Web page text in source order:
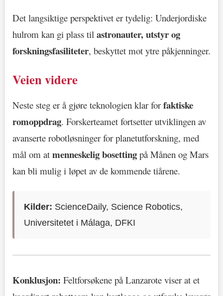
Det langsiktige perspektivet er tydelig: Underjordiske
hulrom kan gi plass til astronauter, utstyr og
forskningsfasiliteter, beskyttet mot ytre påkjenninger.
Veien videre
Neste steg er å gjøre teknologien klar forfaktiske
romoppdrag. Forskerteamet fortsetter utviklingen av
avanserte robotløsninger for planetutforskning, med
mål om at menneskelig bosetting på Månen og Mars
kan bli mulig i løpet av de kommende tiårene.
Kilder: ScienceDaily, Science Robotics,
Universitetet i Málaga, DFKI
Konklusjon: Feltforsøkene på Lanzarote viser at et